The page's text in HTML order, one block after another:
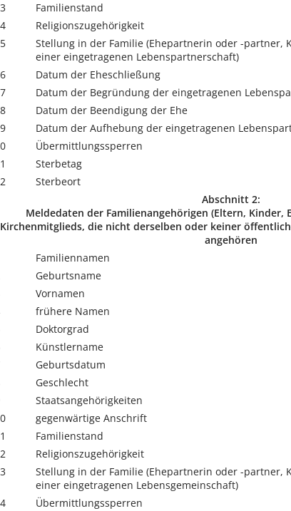
Familienstand
Religionszugehörigkeit
Stellung in der Familie (Ehepartnerin oder -partner,
einer eingetragenen Lebenspartnerschaft)
Datum der Eheschließung
Datum der Begründung der eingetragenen
Datum der Beendigung der Ehe
Datum der Aufhebung der eingetragenen
Übermittlungssperren
Sterbetag
Sterbeort
Abschnitt 2:
Meldedaten der Familienangehörigen (Eltern, Kinder,
Kirchenmitglieds, die nicht derselben oder keiner
angehören
Familiennamen
Geburtsname
Vornamen
frühere Namen
Doktorgrad
Künstlername
Geburtsdatum
Geschlecht
Staatsangehörigkeiten
gegenwärtige Anschrift
Familienstand
Religionszugehörigkeit
Stellung in der Familie (Ehepartnerin oder -partner,
einer eingetragenen Lebensgemeinschaft)
Übermittlungssperren